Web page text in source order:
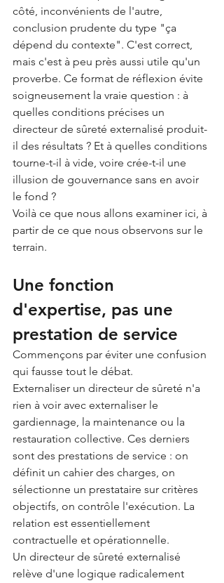
côté, inconvénients de l'autre,
conclusion prudente du type "ça
dépend du contexte". C'est correct,
mais c'est à peu près aussi utile qu'un
proverbe. Ce format de réflexion évite
soigneusement la vraie question : à
quelles conditions précises un
directeur de sûreté externalisé produit-
il des résultats ? Et à quelles conditions
tourne-t-il à vide, voire crée-t-il une
illusion de gouvernance sans en avoir
le fond ?
Voilà ce que nous allons examiner ici, à
partir de ce que nous observons sur le
terrain.
Une fonction
d'expertise, pas une
prestation de service
Commençons par éviter une confusion
qui fausse tout le débat.
Externaliser un directeur de sûreté n'a
rien à voir avec externaliser le
gardiennage, la maintenance ou la
restauration collective. Ces derniers
sont des prestations de service : on
définit un cahier des charges, on
sélectionne un prestataire sur critères
objectifs, on contrôle l'exécution. La
relation est essentiellement
contractuelle et opérationnelle.
Un directeur de sûreté externalisé
relève d'une logique radicalement